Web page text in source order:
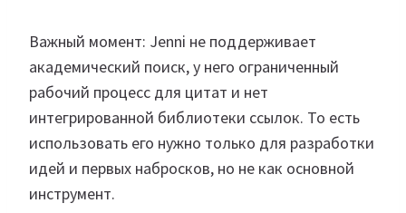
Важный момент: Jenni не поддерживает
академический поиск, у него ограниченный
рабочий процесс для цитат и нет
интегрированной библиотеки ссылок. То есть
использовать его нужно только для разработки
идей и первых набросков, но не как основной
инструмент.